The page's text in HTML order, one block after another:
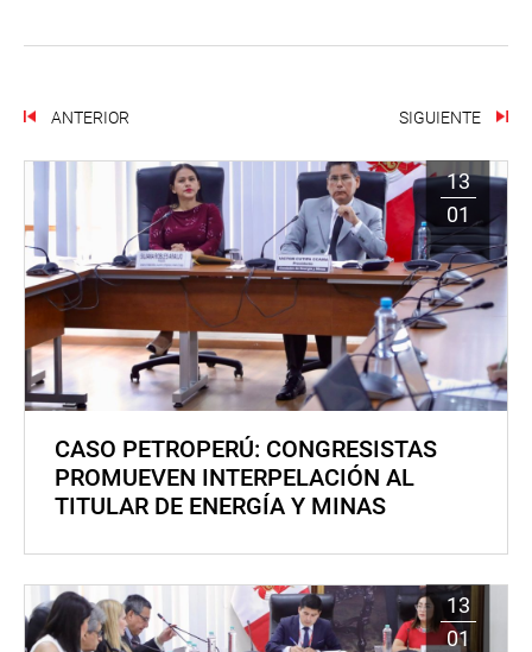
ANTERIOR SIGUIENTE
13
01
CASO PETROPERÚ: CONGRESISTAS
PROMUEVEN INTERPELACIÓN AL
TITULAR DE ENERGÍA Y MINAS
13
01